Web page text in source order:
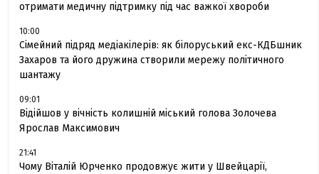
отримати медичну підтримку під час важкої хвороби
10:00
Сімейний підряд медіакілерів: як білоруський екс-КДБшник
Захаров та його дружина створили мережу політичного
шантажу
09:01
Відійшов у вічність колишній міський голова Золочева
Ярослав Максимович
21:41
Чому Віталій Юрченко продовжує жити у Швейцарії,